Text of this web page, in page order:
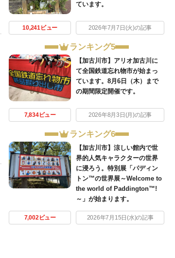
ています。
10,241ビュー 2026年7月7日(火)の記事
ランキング5
【加古川市】アリオ加古川に
て全国鉄道忘れ物市が始まっ
ています。8月6日（木）まで
の期間限定開催です。
7,834ビュー 2026年8月3日(月)の記事
ランキング6
【加古川市】涼しい館内で世
界的人気キャラクターの世界
に浸ろう。特別展「パディン
トン™の世界展～Welcome to
the world of Paddington™!
～」が始まります。
7,002ビュー 2026年7月15日(水)の記事